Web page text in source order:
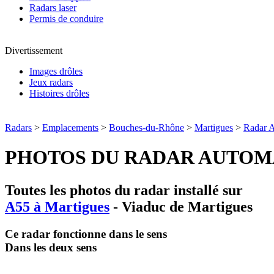
Radars laser
Permis de conduire
Divertissement
Images drôles
Jeux radars
Histoires drôles
Radars > Emplacements > Bouches-du-Rhône > Martigues > Radar
PHOTOS DU RADAR
Toutes les photos du radar installé sur
A55 à Martigues - Viaduc de Martigues
Ce radar fonctionne dans le sens
Dans les deux sens